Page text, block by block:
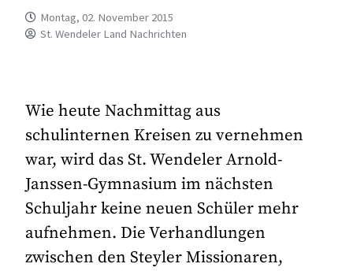
Montag, 02. November 2015
St. Wendeler Land Nachrichten
Wie heute Nachmittag aus
schulinternen Kreisen zu vernehmen
war, wird das St. Wendeler Arnold-
Janssen-Gymnasium im nächsten
Schuljahr keine neuen Schüler mehr
aufnehmen. Die Verhandlungen
zwischen den Steyler Missionaren,